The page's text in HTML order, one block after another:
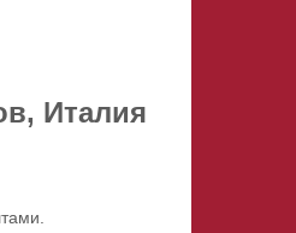
Италия